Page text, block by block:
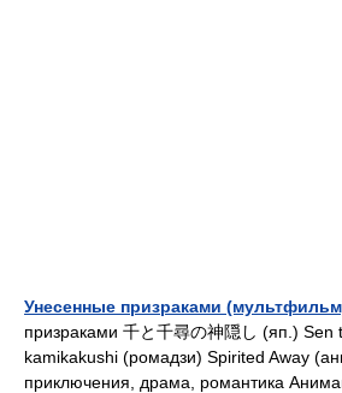
Унесенные призраками
призраками 千と千尋の神隠し (яп.) Sen
kamikakushi (ромадзи) Spirited Away
приключения, драма, романтика